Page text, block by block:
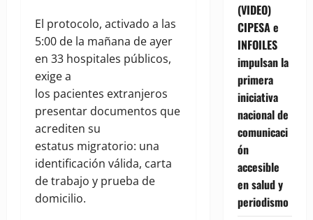
El protocolo, activado a las
5:00 de la mañana de ayer
en 33 hospitales públicos,
exige a
los pacientes extranjeros
presentar documentos que
acrediten su
estatus migratorio: una
identificación válida, carta
de trabajo y prueba de
domicilio.
(VIDEO)
CIPESA e
INFOILES
impulsan la
primera
iniciativa
nacional de
comunicaci
ón
accesible
en salud y
periodismo